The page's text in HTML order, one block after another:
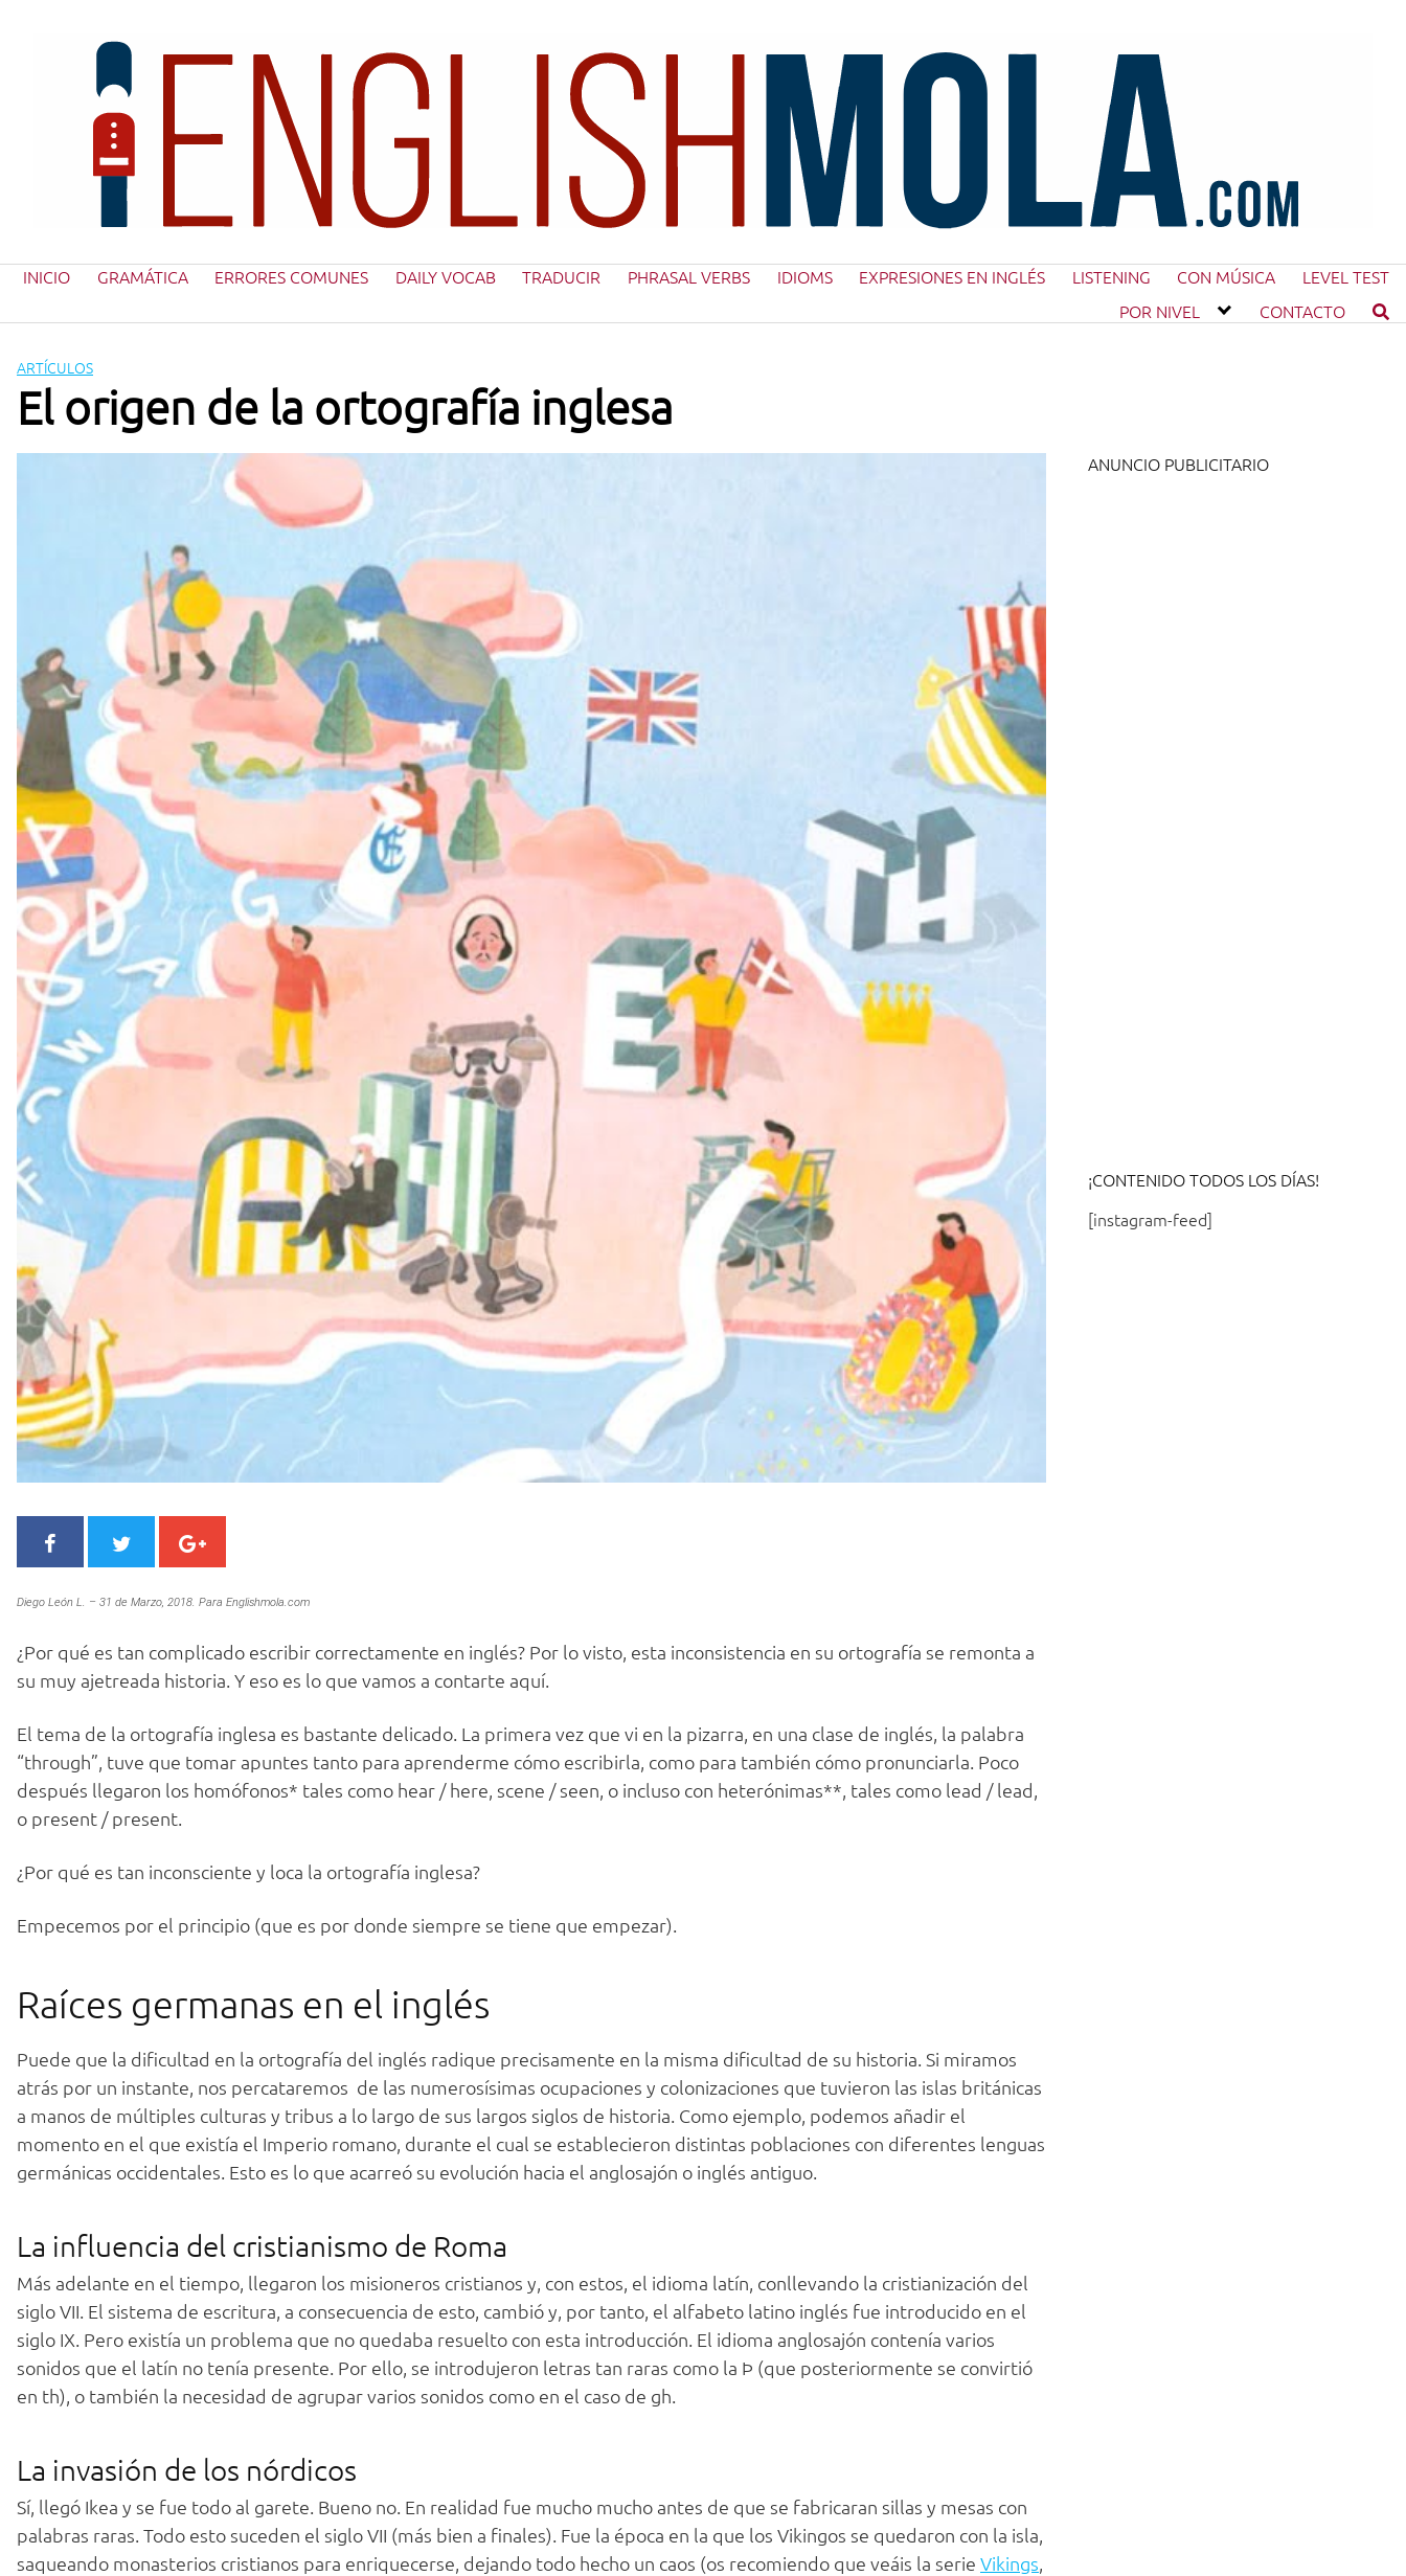
INICIO GRAMÁTICA ERRORES COMUNES DAILY VOCAB TRADUCIR PHRASAL VERBS IDIOMS EXPRESIONES EN INGLÉS LISTENING CON MÚSICA
LEVEL TEST
POR NIVEL
CONTACTO
ARTÍCULOS
El origen de la ortografía inglesa
Diego León L. – 31 de Marzo, 2018. Para Englishmola.com
¿Por qué es tan complicado escribir correctamente en inglés? Por lo visto, esta inconsistencia en su ortografía se remonta a
su muy ajetreada historia. Y eso es lo que vamos a contarte aquí.
El tema de la ortografía inglesa es bastante delicado. La primera vez que vi en la pizarra, en una clase de inglés, la palabra
“through”, tuve que tomar apuntes tanto para aprenderme cómo escribirla, como para también cómo pronunciarla. Poco
después llegaron los homófonos* tales como hear / here, scene / seen, o incluso con heterónimas**, tales como lead / lead,
o present / present.
¿Por qué es tan inconsciente y loca la ortografía inglesa?
Empecemos por el principio (que es por donde siempre se tiene que empezar).
Raíces germanas en el inglés
Puede que la dificultad en la ortografía del inglés radique precisamente en la misma dificultad de su historia. Si miramos
atrás por un instante, nos percataremos de las numerosísimas ocupaciones y colonizaciones que tuvieron las islas británicas
a manos de múltiples culturas y tribus a lo largo de sus largos siglos de historia. Como ejemplo, podemos añadir el
momento en el que existía el Imperio romano, durante el cual se establecieron distintas poblaciones con diferentes lenguas
germánicas occidentales. Esto es lo que acarreó su evolución hacia el anglosajón o inglés antiguo.
La influencia del cristianismo de Roma
Más adelante en el tiempo, llegaron los misioneros cristianos y, con estos, el idioma latín, conllevando la cristianización del
siglo VII. El sistema de escritura, a consecuencia de esto, cambió y, por tanto, el alfabeto latino inglés fue introducido en el
siglo IX. Pero existía un problema que no quedaba resuelto con esta introducción. El idioma anglosajón contenía varios
sonidos que el latín no tenía presente. Por ello, se introdujeron letras tan raras como la Þ (que posteriormente se convirtió
en th), o también la necesidad de agrupar varios sonidos como en el caso de gh.
La invasión de los nórdicos
Sí, llegó Ikea y se fue todo al garete. Bueno no. En realidad fue mucho mucho antes de que se fabricaran sillas y mesas con
palabras raras. Todo esto suceden el siglo VII (más bien a finales). Fue la época en la que los Vikingos se quedaron con la isla,
saqueando monasterios cristianos para enriquecerse, dejando todo hecho un caos (os recomiendo que veáis la serie Vikings,
ANUNCIO PUBLICITARIO
¡CONTENIDO TODOS LOS DÍAS!
[instagram-feed]